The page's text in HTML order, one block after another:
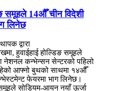
समूहले 14औँ चीन विदेशी
लिनेछ
द्वारा
हुवाईहाई होल्डिङ समूहले
नेशनल कन्भेन्सन सेन्टरको पहिलो
आफ्नो बुथको साथमा १४औँ
फेयरमा भाग लिनेछ।
सोडियम-आयन नयाँ ऊर्जा